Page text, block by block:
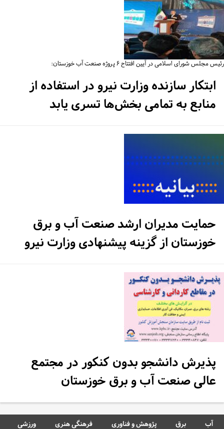
مجلس شورای اسلامی در آیین افتتاح ۶ پروژه صنعت آب خوزستان:
ابتکار سازنده وزارت نیرو در استفاده از
منابع به تمامی بخش‌ها تسری یابد
حمایت مدیران ارشد صنعت آب و برق
خوزستان از گزینه پیشنهادی وزارت نیرو
پذیرش دانشجو بدون کنکور در مجتمع
عالی صنعت آب و برق خوزستان
آب برق پژوهش و فناوری فرهنگی هنری ورزشی